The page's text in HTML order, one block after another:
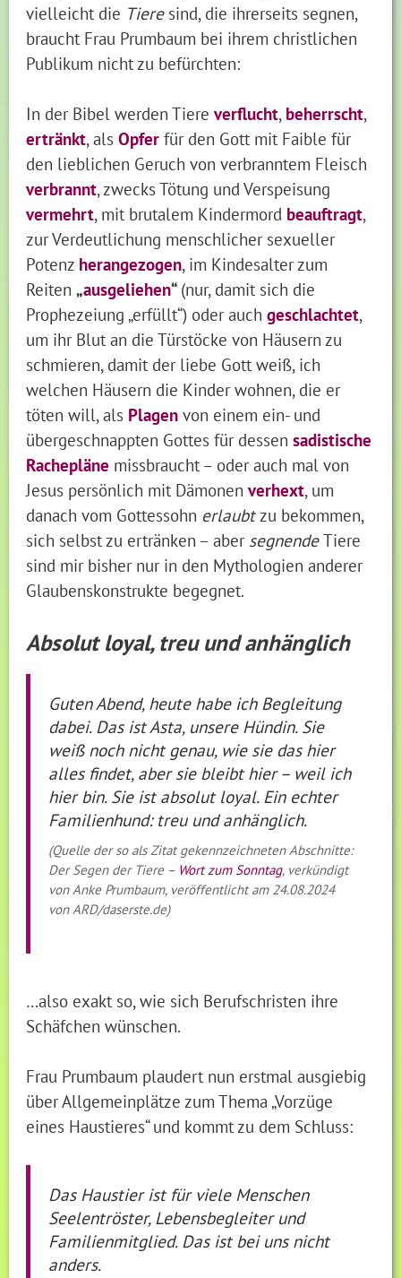
vielleicht die Tiere sind, die ihrerseits segnen,
braucht Frau Prumbaum bei ihrem christlichen
Publikum nicht zu befürchten:
In der Bibel werden Tiereverflucht, beherrscht,
ertränkt, alsOpferfür den Gott mit Faible für
den lieblichen Geruch von verbranntem Fleisch
verbrannt, zwecks Tötung und Verspeisung
vermehrt, mit brutalem Kindermord beauftragt,
zur Verdeutlichung menschlicher sexueller
Potenz herangezogen, im Kindesalter zum
Reiten„ausgeliehen“ (nur, damit sich die
Prophezeiung „erfüllt“) oder auchgeschlachtet,
um ihr Blut an die Türstöcke von Häusern zu
schmieren, damit der liebe Gott weiß, ich
welchen Häusern die Kinder wohnen, die er
töten will, als Plagen von einem ein- und
übergeschnappten Gottes für dessensadistische
Rachepläne missbraucht – oder auch mal von
Jesus persönlich mit Dämonenverhext, um
danach vom Gottessohn erlaubtzu bekommen,
sich selbst zu ertränken – aber segnendeTiere
sind mir bisher nur in den Mythologien anderer
Glaubenskonstrukte begegnet.
Absolut loyal, treu und anhänglich
Guten Abend, heute habe ich Begleitung
dabei. Das ist Asta, unsere Hündin. Sie
weiß noch nicht genau, wie sie das hier
alles findet, aber sie bleibt hier – weil ich
hier bin. Sie ist absolut loyal. Ein echter
Familienhund: treu und anhänglich.
(Quelle der so als Zitat gekennzeichneten Abschnitte:
Der Segen der Tiere – Wort zum Sonntag, verkündigt
von Anke Prumbaum, veröffentlicht am 24.08.2024
von ARD/daserste.de)
…also exakt so, wie sich Berufschristen ihre
Schäfchen wünschen.
Frau Prumbaum plaudert nun erstmal ausgiebig
über Allgemeinplätze zum Thema „Vorzüge
eines Haustieres“ und kommt zu dem Schluss:
Das Haustier ist für viele Menschen
Seelentröster, Lebensbegleiter und
Familienmitglied. Das ist bei uns nicht
anders.